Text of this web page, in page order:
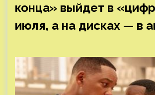
конца» выйдет в
июля, а на дисках — в